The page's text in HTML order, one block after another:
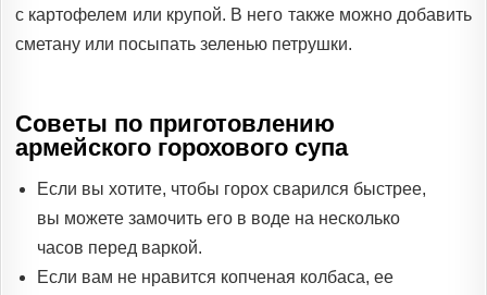
с картофелем или крупой. В него также можно добавить
сметану или посыпать зеленью петрушки.
Советы по приготовлению
армейского горохового супа
Если вы хотите, чтобы горох сварился быстрее,
вы можете замочить его в воде на несколько
часов перед варкой.
Если вам не нравится копченая колбаса, ее